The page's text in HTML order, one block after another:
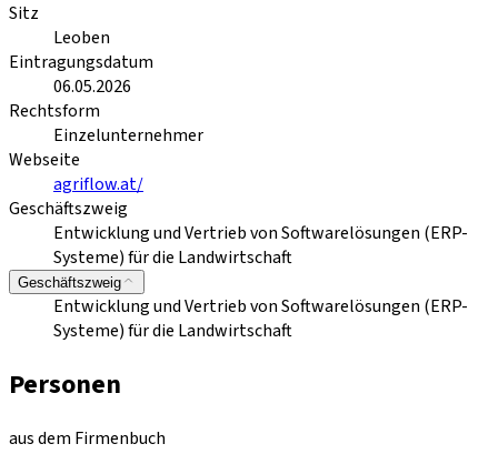
Sitz
Leoben
Eintragungsdatum
06.05.2026
Rechtsform
Einzelunternehmer
Webseite
agriflow.at/
Geschäftszweig
Entwicklung und Vertrieb von Softwarelösungen (ERP-
Systeme) für die Landwirtschaft
Geschäftszweig
Entwicklung und Vertrieb von Softwarelösungen (ERP-
Systeme) für die Landwirtschaft
Personen
aus dem Firmenbuch